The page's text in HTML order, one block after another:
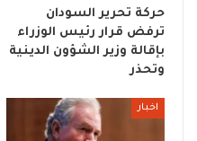
حركة تحرير السودان
ترفض قرار رئيس الوزراء
بإقالة وزير الشؤون الدينية
وتحذر
اخبار